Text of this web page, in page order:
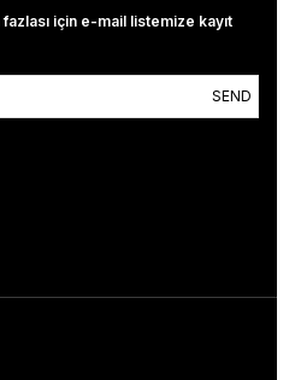
için e-mail listemize kayıt
SEND